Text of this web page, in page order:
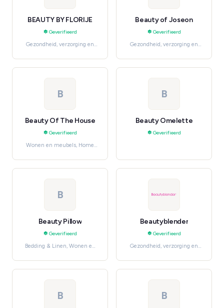
BEAUTY BY FLORIJE
Geverifieerd
Gezondheid, verzorging en
Beauty of Joseon
Geverifieerd
Gezondheid, verzorging en
B
Beauty Of The House
Geverifieerd
Wonen en meubels, Home
B
Beauty Omelette
Geverifieerd
B
Beauty Pillow
Geverifieerd
Bedding & Linen, Wonen en
Beautyblender
Geverifieerd
Gezondheid, verzorging en
B B